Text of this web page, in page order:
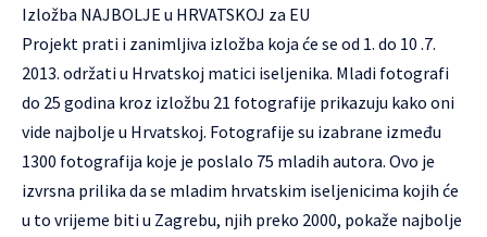
Izložba NAJBOLJE u HRVATSKOJ za EU
Projekt prati i zanimljiva izložba koja će se od 1. do 10 .7.
2013. održati u Hrvatskoj matici iseljenika. Mladi fotografi
do 25 godina kroz izložbu 21 fotografije prikazuju kako oni
vide najbolje u Hrvatskoj. Fotografije su izabrane između
1300 fotografija koje je poslalo 75 mladih autora. Ovo je
izvrsna prilika da se mladim hrvatskim iseljenicima kojih će
u to vrijeme biti u Zagrebu, njih preko 2000, pokaže najbolje